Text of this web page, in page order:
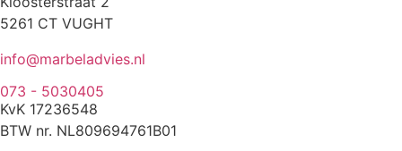
5261 CT VUGHT
info@marbeladvies.nl
073 - 5030405
KvK 17236548
BTW nr. NL809694761B01